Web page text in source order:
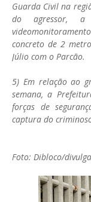
Guarda Civil na
do agressor, a
concreto de 2
Júlio com o Parcão.
5) Em relação ao
semana, a
forças de
captura do
Foto: Dibloco/